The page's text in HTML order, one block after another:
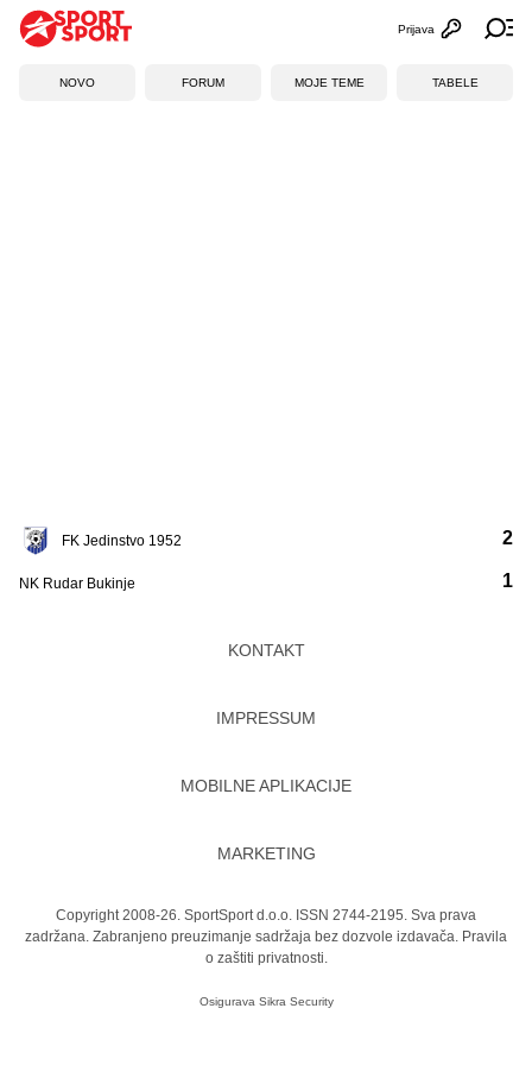
Otvori
Prijava
NOVO FORUM MOJE TEME TABELE
FK Jedinstvo 1952
NK Rudar Bukinje
2
1
KONTAKT
IMPRESSUM
MOBILNE APLIKACIJE
MARKETING
Copyright 2008-26. SportSport d.o.o. ISSN 2744-2195. Sva prava
zadržana. Zabranjeno preuzimanje sadržaja bez dozvole izdavača. Pravila
o zaštiti privatnosti.
Osigurava Sikra Security